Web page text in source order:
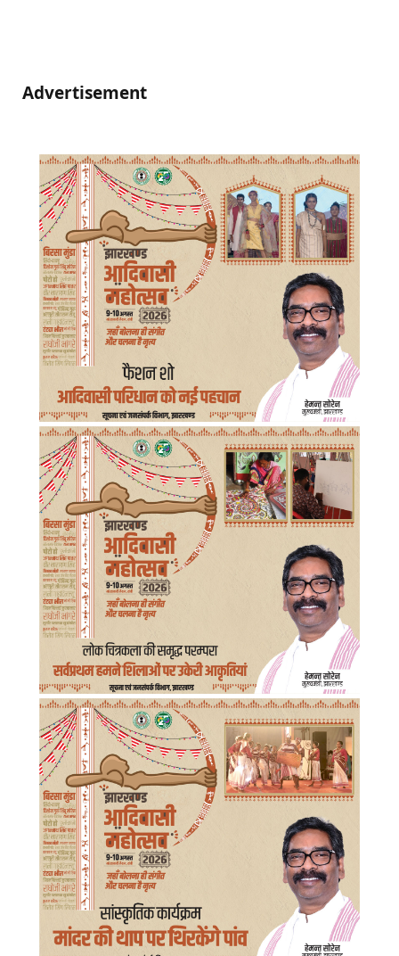
Advertisement